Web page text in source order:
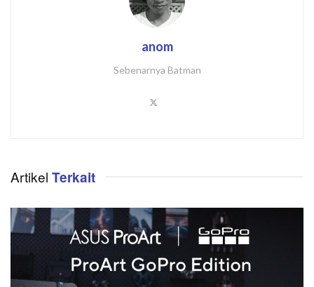
anom
Sebenarnya Batman
Artikel Terkait